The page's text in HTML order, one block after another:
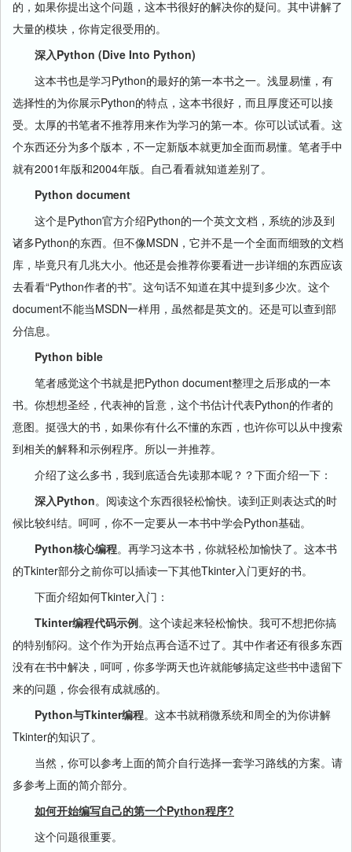
的，如果你提出这个问题，这本书很好的解决你的疑问。其中讲解了
大量的模块，你肯定很受用的。
深入Python (Dive Into Python)
这本书也是学习Python的最好的第一本书之一。浅显易懂，有
选择性的为你展示Python的特点，这本书很好，而且厚度还可以接
受。太厚的书笔者不推荐用来作为学习的第一本。你可以试试看。这
个东西还分为多个版本，不一定新版本就更加全面而易懂。笔者手中
就有2001年版和2004年版。自己看看就知道差别了。
Python document
这个是Python官方介绍Python的一个英文文档，系统的涉及到
诸多Python的东西。但不像MSDN，它并不是一个全面而细致的文档
库，毕竟只有几兆大小。他还是会推荐你要看进一步详细的东西应该
去看看“Python作者的书”。这句话不知道在其中提到多少次。这个
document不能当MSDN一样用，虽然都是英文的。还是可以查到部
分信息。
Python bible
笔者感觉这个书就是把Python document整理之后形成的一本
书。你想想圣经，代表神的旨意，这个书估计代表Python的作者的
意图。挺强大的书，如果你有什么不懂的东西，也许你可以从中搜索
到相关的解释和示例程序。所以一并推荐。
介绍了这么多书，我到底适合先读那本呢？？下面介绍一下：
深入Python。阅读这个东西很轻松愉快。读到正则表达式的时
候比较纠结。呵呵，你不一定要从一本书中学会Python基础。
Python核心编程。再学习这本书，你就轻松加愉快了。这本书
的Tkinter部分之前你可以插读一下其他Tkinter入门更好的书。
下面介绍如何Tkinter入门：
Tkinter编程代码示例。这个读起来轻松愉快。我可不想把你搞
的特别郁闷。这个作为开始点再合适不过了。其中作者还有很多东西
没有在书中解决，呵呵，你多学两天也许就能够搞定这些书中遗留下
来的问题，你会很有成就感的。
Python与Tkinter编程。这本书就稍微系统和周全的为你讲解
Tkinter的知识了。
当然，你可以参考上面的简介自行选择一套学习路线的方案。请
多参考上面的简介部分。
如何开始编写自己的第一个Python程序?
这个问题很重要。